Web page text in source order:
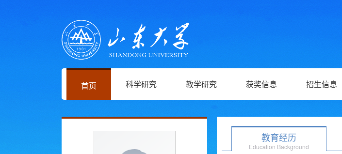
首页 科学研究 教学研究 获奖信息 招生信息
教育经历
Education Background